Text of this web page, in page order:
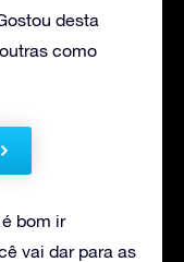
desta
como
bom ir
vai dar para as